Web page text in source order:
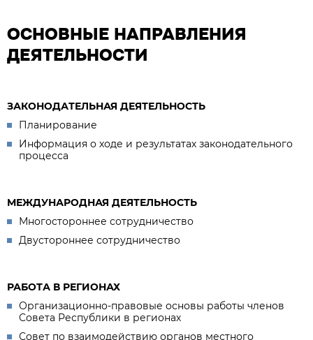
ОСНОВНЫЕ НАПРАВЛЕНИЯ
ДЕЯТЕЛЬНОСТИ
ЗАКОНОДАТЕЛЬНАЯ ДЕЯТЕЛЬНОСТЬ
Планирование
Информация о ходе и результатах законодательного
процесса
МЕЖДУНАРОДНАЯ ДЕЯТЕЛЬНОСТЬ
Многостороннее сотрудничество
Двустороннее сотрудничество
РАБОТА В РЕГИОНАХ
Организационно-правовые основы работы членов
Совета Республики в регионах
Совет по взаимодействию органов местного